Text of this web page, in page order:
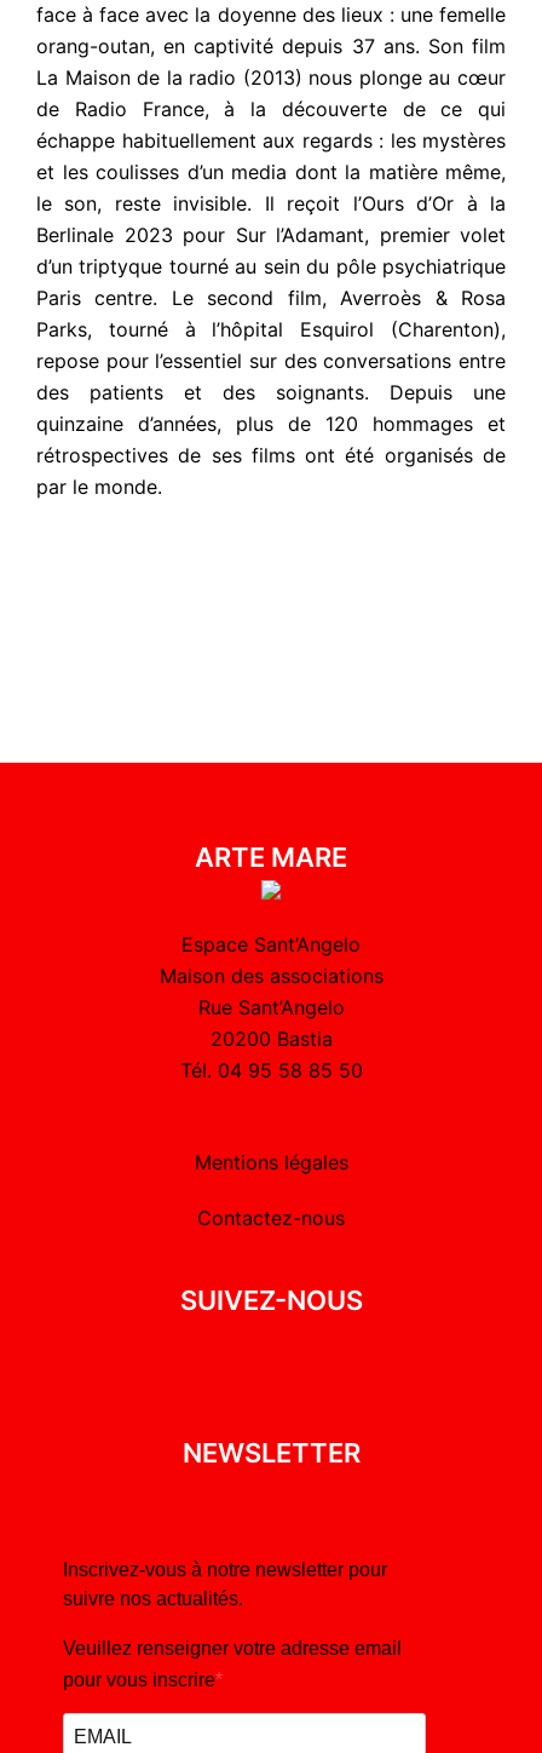
face à face avec la doyenne des lieux : une femelle
orang-outan, en captivité depuis 37 ans. Son film
La Maison de la radio (2013) nous plonge au cœur
de Radio France, à la découverte de ce qui
échappe habituellement aux regards : les mystères
et les coulisses d’un media dont la matière même,
le son, reste invisible. Il reçoit l’Ours d’Or à la
Berlinale 2023 pour Sur l’Adamant, premier volet
d’un triptyque tourné au sein du pôle psychiatrique
Paris centre. Le second film, Averroès & Rosa
Parks, tourné à l’hôpital Esquirol (Charenton),
repose pour l’essentiel sur des conversations entre
des patients et des soignants. Depuis une
quinzaine d’années, plus de 120 hommages et
rétrospectives de ses films ont été organisés de
par le monde.
ARTE MARE
Espace Sant’Angelo
Maison des associations
Rue Sant’Angelo
20200 Bastia
Tél. 04 95 58 85 50
Mentions légales
Contactez-nous
SUIVEZ-NOUS
NEWSLETTER
Inscrivez-vous à notre newsletter pour
suivre nos actualités.
Veuillez renseigner votre adresse email
pour vous inscrire